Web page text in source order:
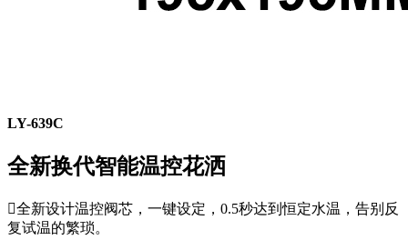
LY-639C
全新换代智能温控花洒
全新设计温控阀芯，一键设定，0.5秒达到恒定水温，告别反
复试温的繁琐。